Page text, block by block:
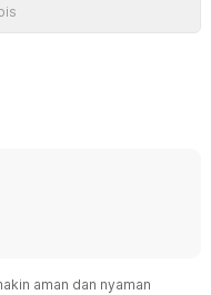
aman dan nyaman